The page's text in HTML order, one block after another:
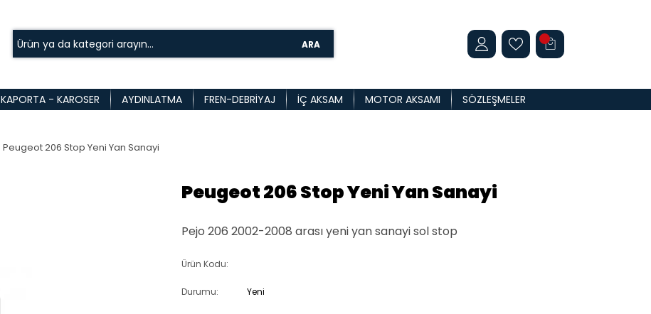
ARA
KAPORTA - KAROSER AYDINLATMA FREN-DEBRIYAJ İÇ AKSAM MOTOR AKSAMI SÖZLEŞMELER
Peugeot 206 Stop Yeni Yan Sanayi
Peugeot 206 Stop Yeni Yan Sanayi
Pejo 206 2002-2008 arası yeni yan sanayi sol stop
Ürün Kodu:
Durumu: Yeni